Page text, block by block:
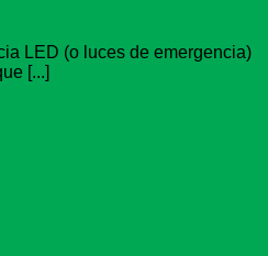
LED (o luces de emergencia)
[...]